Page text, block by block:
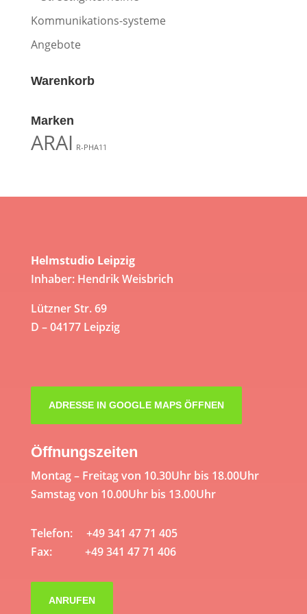
Kommunikations-systeme
Angebote
Warenkorb
Marken
ARAI R-PHA11
Helmstudio Leipzig
Inhaber: Hendrik Weisbrich
Lützner Str. 69
D – 04177 Leipzig
ADRESSE IN GOOGLE MAPS ÖFFNEN
Öffnungszeiten
Montag – Freitag von 10.30Uhr bis 18.00Uhr
Samstag von 10.00Uhr bis 13.00Uhr
Telefon: +49 341 47 71 405
Fax: +49 341 47 71 406
ANRUFEN